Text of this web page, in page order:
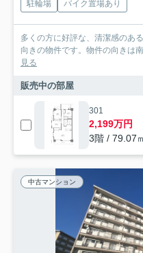
駐輪場 バイク置場あり
多くの方に好評な、清潔感のあ
向きの物件です。物件の向きは
見る
販売中の部屋
301
2,199万円
3階 / 79.07
中古マンション